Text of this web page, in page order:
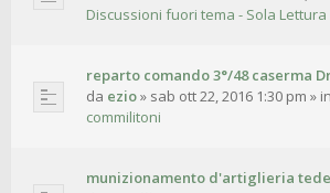
Discussioni fuori tema - Sola Lettura
reparto comando 3°/48 caserma
da ezio» sab ott 22, 2016 1:30 pm » in
commilitoni
munizionamento d'artiglieria